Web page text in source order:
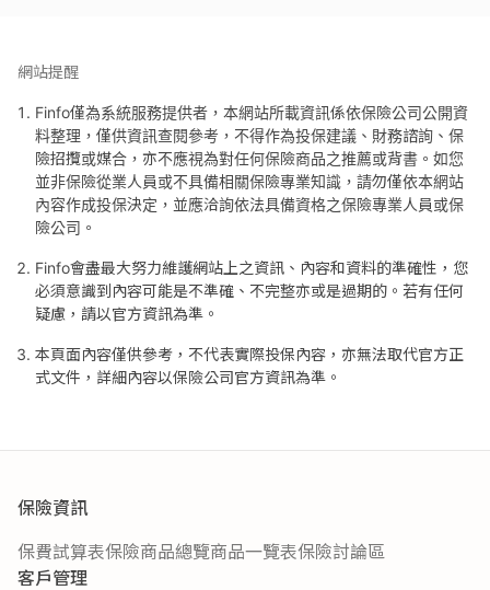
網站提醒
Finfo僅為系統服務提供者，本網站所載資訊係依保險公司公開資
料整理，僅供資訊查閱參考，不得作為投保建議、財務諮詢、保
險招攬或媒合，亦不應視為對任何保險商品之推薦或背書。如您
並非保險從業人員或不具備相關保險專業知識，請勿僅依本網站
內容作成投保決定，並應洽詢依法具備資格之保險專業人員或保
險公司。
Finfo會盡最大努力維護網站上之資訊、內容和資料的準確性，您
必須意識到內容可能是不準確、不完整亦或是過期的。若有任何
疑慮，請以官方資訊為準。
本頁面內容僅供參考，不代表實際投保內容，亦無法取代官方正
式文件，詳細內容以保險公司官方資訊為準。
保險資訊
保費試算表保險商品總覽商品一覽表保險討論區
客戶管理